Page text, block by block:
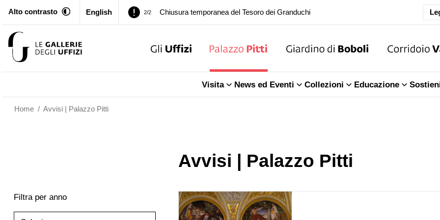
Alto contrasto English 1/2 Palazzo Pitti. Temporanea chiusura della Sala dell'Iliade
Chiusura temporanea del Tesoro dei Granduchi
Visita News ed Eventi Collezioni Educazione
Home / Avvisi | Palazzo Pitti
Avvisi | Palazzo Pitti
Filtra per anno